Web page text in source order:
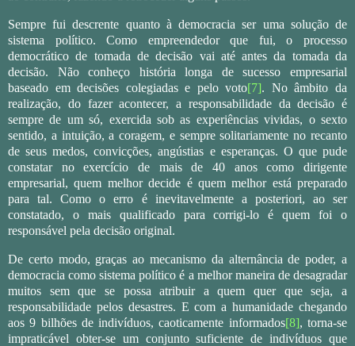
Sempre fui descrente quanto à democracia ser uma solução de
sistema político. Como empreendedor que fui, o processo
democrático de tomada de decisão vai até antes da tomada da
decisão. Não conheço história longa de sucesso empresarial
baseado em decisões colegiadas e pelo voto[7]. No âmbito da
realização, do fazer acontecer, a responsabilidade da decisão é
sempre de um só, exercida sob as experiências vividas, o sexto
sentido, a intuição, a coragem, e sempre solitariamente no recanto
de seus medos, convicções, angústias e esperanças. O que pude
constatar no exercício de mais de 40 anos como dirigente
empresarial, quem melhor decide é quem melhor está preparado
para tal. Como o erro é inevitavelmente a posteriori, ao ser
constatado, o mais qualificado para corrigi-lo é quem foi o
responsável pela decisão original.
De certo modo, graças ao mecanismo da alternância de poder, a
democracia como sistema político é a melhor maneira de desagradar
muitos sem que se possa atribuir a quem quer que seja, a
responsabilidade pelos desastres. E com a humanidade chegando
aos 9 bilhões de indivíduos, caoticamente informados[8], torna-se
impraticável obter-se um conjunto suficiente de indivíduos que